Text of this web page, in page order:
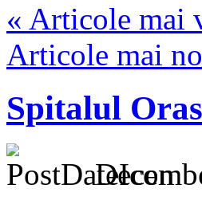
« Articole mai
Articole mai
Spitalul